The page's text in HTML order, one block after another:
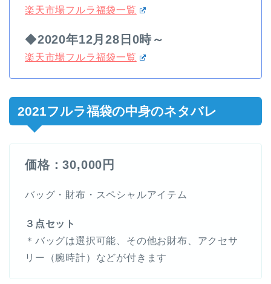
楽天市場フルラ福袋一覧
◆2020年12月28日0時～
楽天市場フルラ福袋一覧
2021フルラ福袋の中身のネタバレ
価格：30,000円
バッグ・財布・スペシャルアイテム
３点セット
＊バッグは選択可能、その他お財布、アクセサ
リー（腕時計）などが付きます